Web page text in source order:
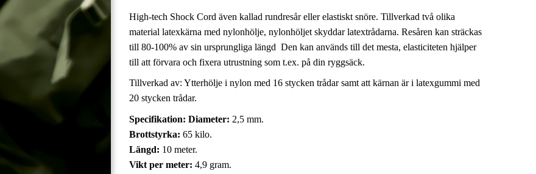
High-tech Shock Cord även kallad rundresår eller elastiskt snöre. Tillverkad två olika
material latexkärna med nylonhölje, nylonhöljet skyddar latextrådarna. Resåren kan sträckas
till 80-100% av sin ursprungliga längd Den kan används till det mesta, elasticiteten hjälper
till att förvara och fixera utrustning som t.ex. på din ryggsäck.
Tillverkad av: Ytterhölje i nylon med 16 stycken trådar samt att kärnan är i latexgummi med
20 stycken trådar.
Specifikation: Diameter: 2,5 mm.
Brottstyrka: 65 kilo.
Längd: 10 meter.
Vikt per meter: 4,9 gram.